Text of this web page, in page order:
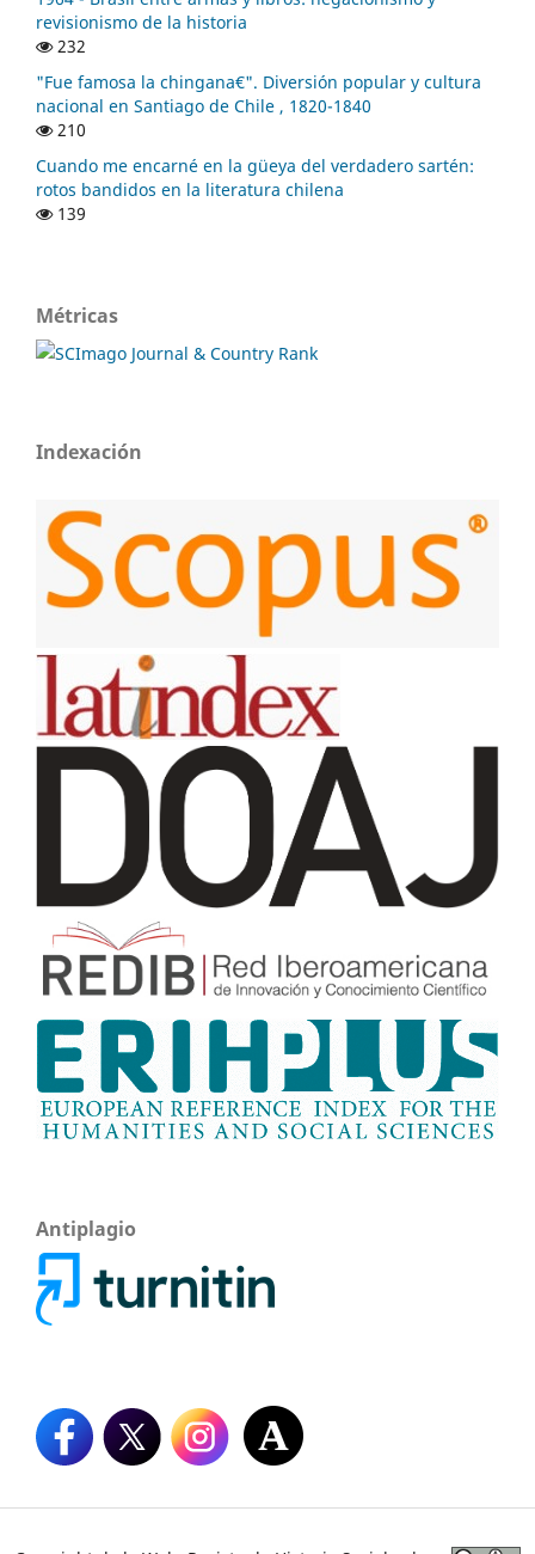
revisionismo de la historia
232
"Fue famosa la chingana€". Diversión popular y cultura
nacional en Santiago de Chile , 1820-1840
210
Cuando me encarné en la güeya del verdadero sartén:
rotos bandidos en la literatura chilena
139
Métricas
Indexación
Antiplagio